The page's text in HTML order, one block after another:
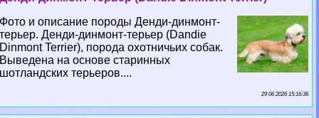
Фото и описание породы Денди-динмонт-
терьер. Денди-динмонт-терьер (Dandie
Dinmont Terrier), порода охотничьих собак.
Выведена на основе старинных
шотландских терьеров....
29 06 2026 15:16:36